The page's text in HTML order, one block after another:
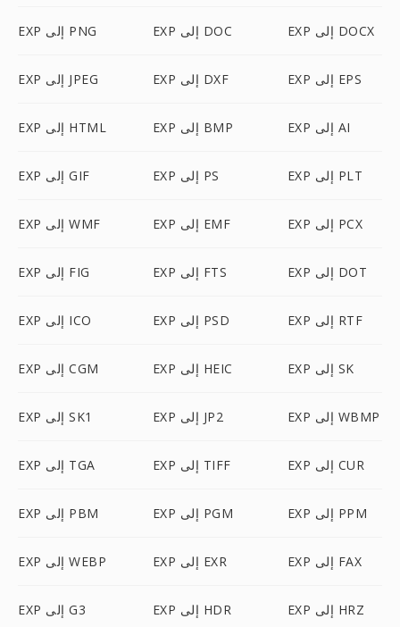
EXP إلى PNG EXP إلى DOC EXP إلى DOCX
EXP إلى JPEG EXP إلى DXF EXP إلى EPS
EXP إلى HTML EXP إلى BMP EXP إلى AI
EXP إلى GIF EXP إلى PS EXP إلى PLT
EXP إلى WMF EXP إلى EMF EXP إلى PCX
EXP إلى FIG EXP إلى FTS EXP إلى DOT
EXP إلى ICO EXP إلى PSD EXP إلى RTF
EXP إلى CGM EXP إلى HEIC EXP إلى SK
EXP إلى SK1 EXP إلى JP2 EXP إلى WBMP
EXP إلى TGA EXP إلى TIFF EXP إلى CUR
EXP إلى PBM EXP إلى PGM EXP إلى PPM
EXP إلى WEBP EXP إلى EXR EXP إلى FAX
EXP إلى G3 EXP إلى HDR EXP إلى HRZ